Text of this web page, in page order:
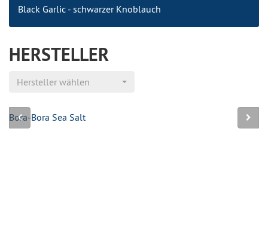
Black Garlic - schwarzer Knoblauch
HERSTELLER
Hersteller wählen
Bora-Bora Sea Salt